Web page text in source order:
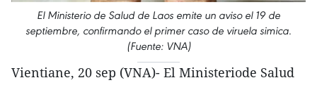
El Ministerio de Salud de Laos emite un aviso el 19 de
septiembre, confirmando el primer caso de viruela simica.
(Fuente: VNA)
Vientiane, 20 sep (VNA)- El Ministeriode Salud